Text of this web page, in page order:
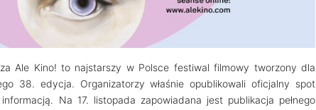
Ale Kino! to najstarszy w Polsce festiwal filmowy tworzony dla
38. edycja. Organizatorzy właśnie opublikowali oficjalny spot
Na 17. listopada zapowiadana jest publikacja pełnego